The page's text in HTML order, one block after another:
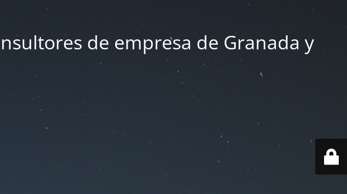
de empresa de Granada y